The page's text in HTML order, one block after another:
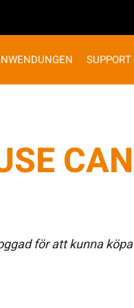
SUPPORT
för att kunna